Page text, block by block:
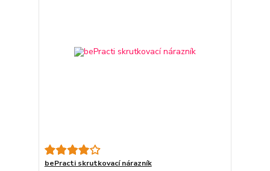
bePracti skrutkovací nárazník